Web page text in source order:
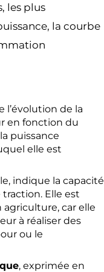
les plus
la courbe
l’évolution de la
en fonction du
puissance
elle est
indique la capacité
Elle est
car elle
à réaliser des
ou le
, exprimée en